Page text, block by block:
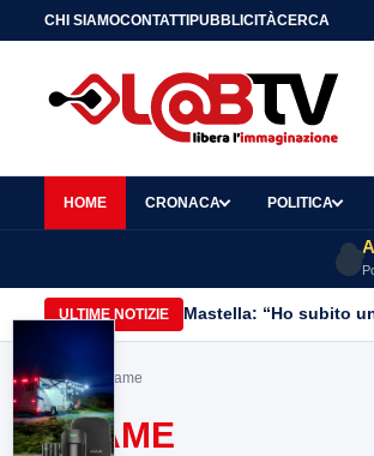
CHI SIAMOCONTATTIPUBBLICITÀCERCA
HOME CRONACA POLITICA
ULTIME NOTIZIE Mastella: “Ho subito
Home> scame
SCAME